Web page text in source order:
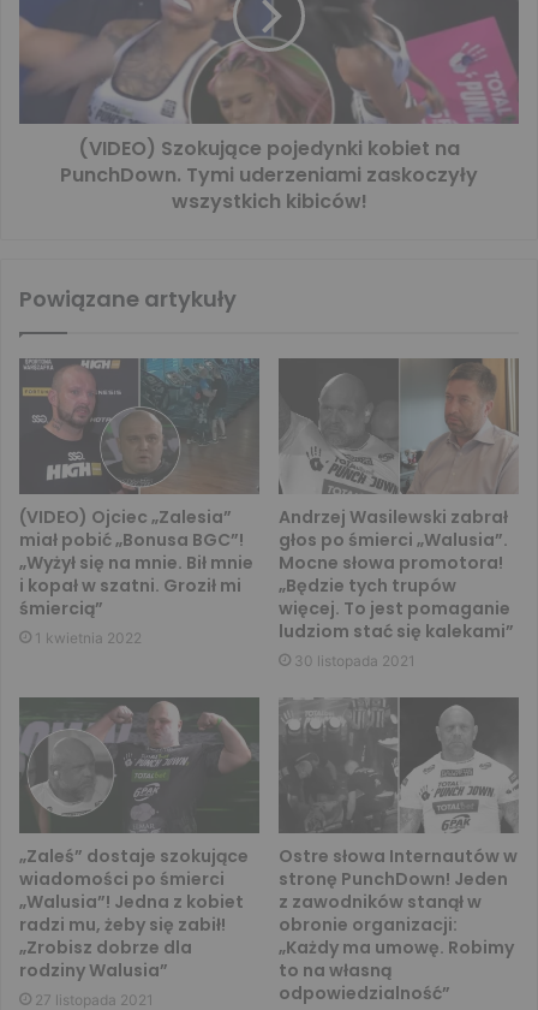
(VIDEO) Szokujące pojedynki kobiet na
PunchDown. Tymi uderzeniami zaskoczyły
wszystkich kibiców!
Powiązane artykuły
(VIDEO) Ojciec „Zalesia”
miał pobić „Bonusa BGC”!
„Wyżył się na mnie. Bił mnie
i kopał w szatni. Groził mi
śmiercią”
1 kwietnia 2022
Andrzej Wasilewski zabrał
głos po śmierci „Walusia”.
Mocne słowa promotora!
„Będzie tych trupów
więcej. To jest pomaganie
ludziom stać się kalekami”
30 listopada 2021
„Zaleś” dostaje szokujące
wiadomości po śmierci
„Walusia”! Jedna z kobiet
radzi mu, żeby się zabił!
„Zrobisz dobrze dla
rodziny Walusia”
27 listopada 2021
Ostre słowa Internautów w
stronę PunchDown! Jeden
z zawodników stanął w
obronie organizacji:
„Każdy ma umowę. Robimy
to na własną
odpowiedzialność”